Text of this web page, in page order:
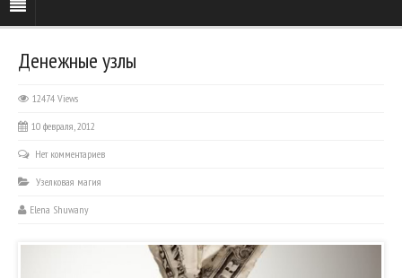
Денежные узлы
12474 Views
10 февраля, 2012
Нет комментариев
Узелковая магия
Elena Shuwany